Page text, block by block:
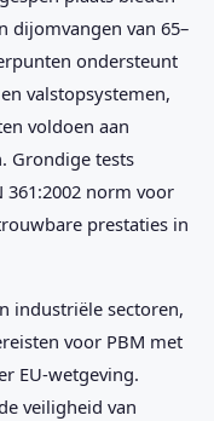
dijomvangen van 65–
ondersteunt
valstopsystemen,
voldoen aan
Grondige tests
norm voor
prestaties in
industriële sectoren,
voor PBM met
EU-wetgeving.
veiligheid van